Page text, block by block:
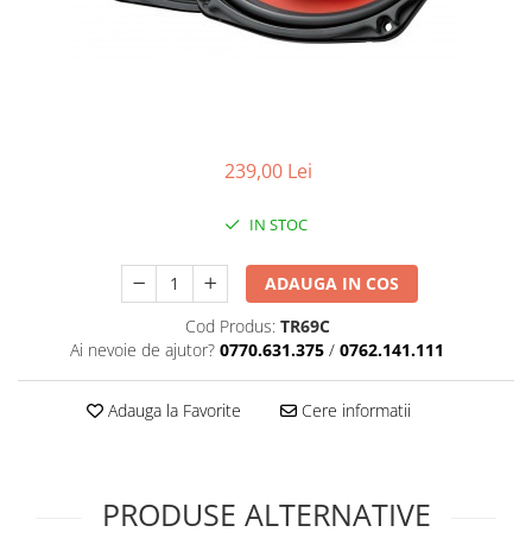
239,00 Lei
IN STOC
ADAUGA IN COS
Cod Produs: TR69C
Ai nevoie de ajutor? 0770.631.375 / 0762.141.111
Adauga la Favorite Cere informatii
PRODUSE ALTERNATIVE